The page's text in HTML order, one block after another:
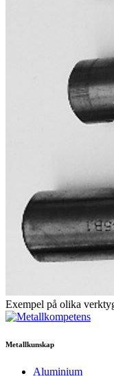
Exempel på olika
Metallkunskap
Aluminium